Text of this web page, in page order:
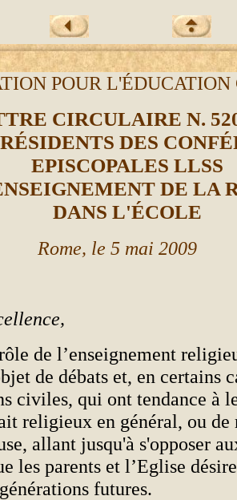
POUR L'ÉDUCATION
CIRCULAIRE N.
DES
EPISCOPALES LLSS
DE LA
DANS L'ÉCOLE
Rome, le 5 mai 2009
de l’enseignement
de débats et, en certains
civiles, qui ont tendance à
religieux en général, ou de
allant jusqu'à s'opposer
les parents et l’Eglise
futures.